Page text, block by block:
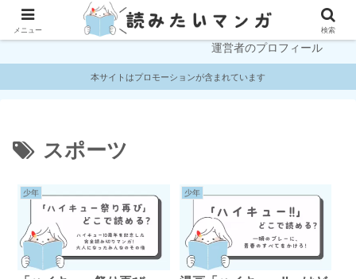
プライバシーポリシー お問い合わせ
運営者のプロフィール
本サイトはプロモーションが含まれています
スポーツ
少年 少年
メニュー 検索